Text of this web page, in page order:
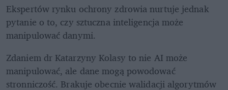
Ekspertów rynku ochrony zdrowia nurtuje jednak
pytanie o to, czy sztuczna inteligencja może
manipulować danymi.
Zdaniem dr Katarzyny Kolasy to nie AI może
manipulować, ale dane mogą powodować
stronniczość. Brakuje obecnie walidacji algorytmów